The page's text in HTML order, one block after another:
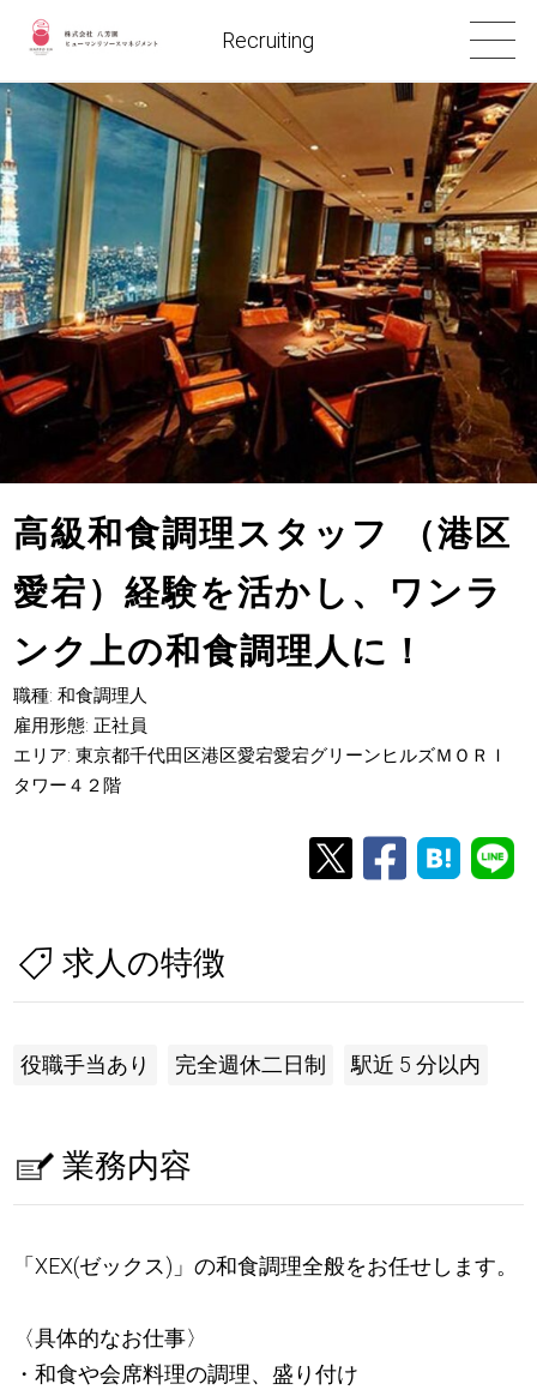
Recruiting
高級和食調理スタッフ （港区
愛宕）経験を活かし、ワンラ
ンク上の和食調理人に！
職種: 和食調理人
雇用形態: 正社員
エリア: 東京都千代田区港区愛宕愛宕グリーンヒルズＭＯＲＩ
タワー４２階
求人の特徴
役職手当あり 完全週休二日制 駅近 5 分以内
業務内容
「XEX(ゼックス)」の和食調理全般をお任せします。
〈具体的なお仕事〉
・和食や会席料理の調理、盛り付け